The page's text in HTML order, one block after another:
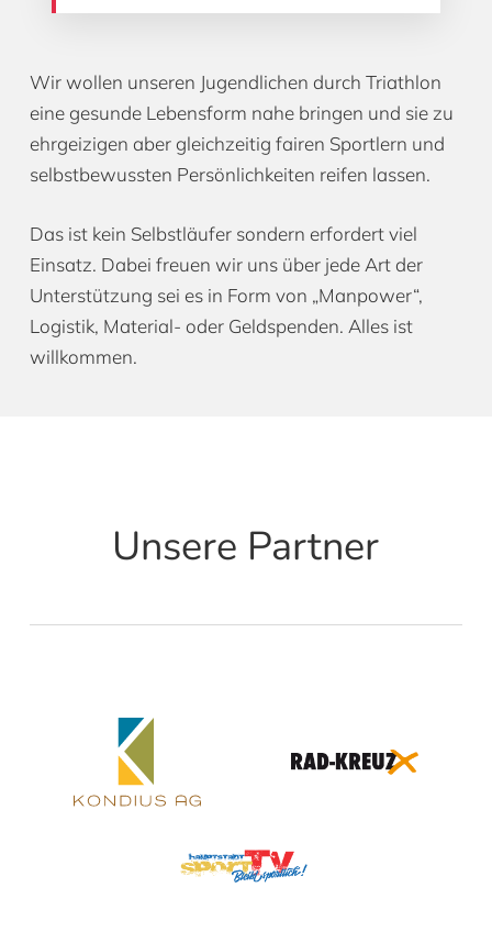
Wir wollen unseren Jugendlichen durch Triathlon
eine gesunde Lebensform nahe bringen und sie zu
ehrgeizigen aber gleichzeitig fairen Sportlern und
selbstbewussten Persönlichkeiten reifen lassen.
Das ist kein Selbstläufer sondern erfordert viel
Einsatz. Dabei freuen wir uns über jede Art der
Unterstützung sei es in Form von „Manpower“,
Logistik, Material- oder Geldspenden. Alles ist
willkommen.
Unsere Partner